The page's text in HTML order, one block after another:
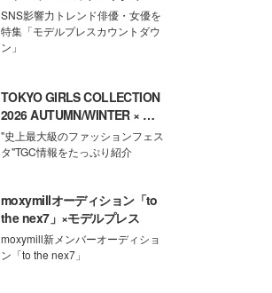
SNS影響力トレンド俳優・女優を
特集「モデルプレスカウントダウ
ン」
TOKYO GIRLS COLLECTION
2026 AUTUMN/WINTER × モ
デルプレス
"史上最大級のファッションフェス
タ"TGC情報をたっぷり紹介
moxymillオーディション「to
the nex7」×モデルプレス
moxymill新メンバーオーディショ
ン「to the nex7」